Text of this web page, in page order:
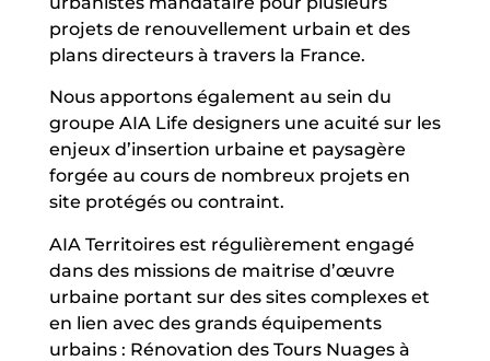
projets de renouvellement urbain et des
plans directeurs à travers la France.
Nous apportons également au sein du
groupe AIA Life designers une acuité sur les
enjeux d’insertion urbaine et paysagère
forgée au cours de nombreux projets en
site protégés ou contraint.
AIA Territoires est régulièrement engagé
dans des missions de maitrise d’œuvre
urbaine portant sur des sites complexes et
en lien avec des grands équipements
urbains : Rénovation des Tours Nuages à